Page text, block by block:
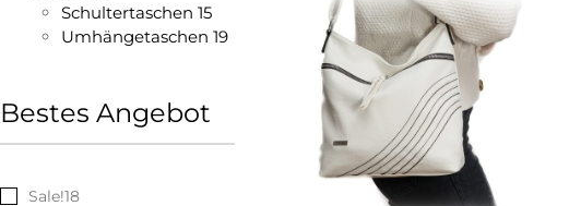
Schultertaschen 15
Umhängetaschen 19
Bestes Angebot
Sale!18